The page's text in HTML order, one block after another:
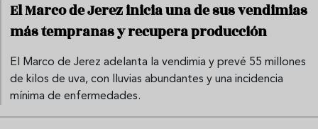
El Marco de Jerez inicia una de sus vendimias
más tempranas y recupera producción
El Marco de Jerez adelanta la vendimia y prevé 55 millones
de kilos de uva, con lluvias abundantes y una incidencia
mínima de enfermedades.